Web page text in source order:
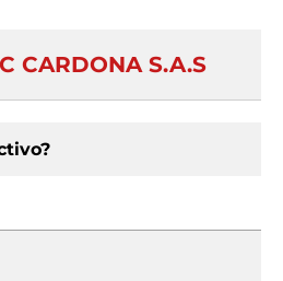
CARDONA S.A.S